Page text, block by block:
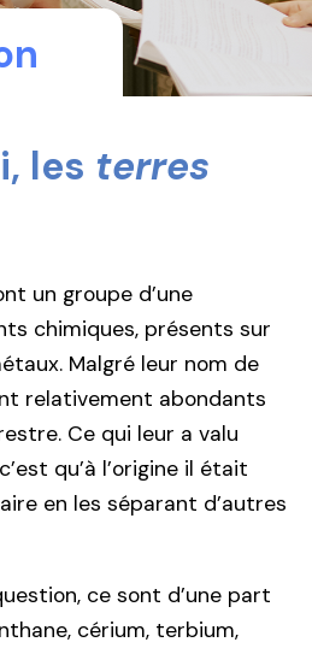
les terres
un groupe d’une
chimiques, présents sur
Malgré leur nom de
relativement abondants
Ce qui leur a valu
qu’à l’origine il était
en les séparant d’autres
ce sont d’une part
cérium, terbium,